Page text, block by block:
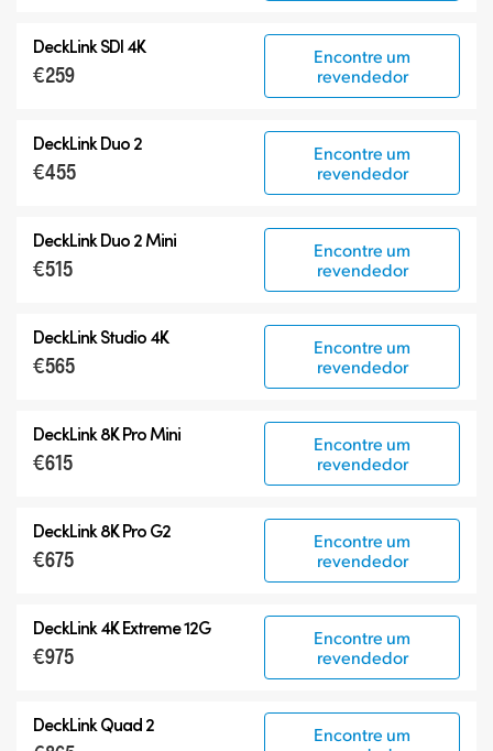
DeckLink SDI 4K
€259
Encontre um
revendedor
DeckLink Duo 2
€455
Encontre um
revendedor
DeckLink Duo 2 Mini
€515
Encontre um
revendedor
DeckLink Studio 4K
€565
Encontre um
revendedor
DeckLink 8K Pro Mini
€615
Encontre um
revendedor
DeckLink 8K Pro G2
€675
Encontre um
revendedor
DeckLink 4K Extreme 12G
€975
Encontre um
revendedor
DeckLink Quad 2
Encontre um